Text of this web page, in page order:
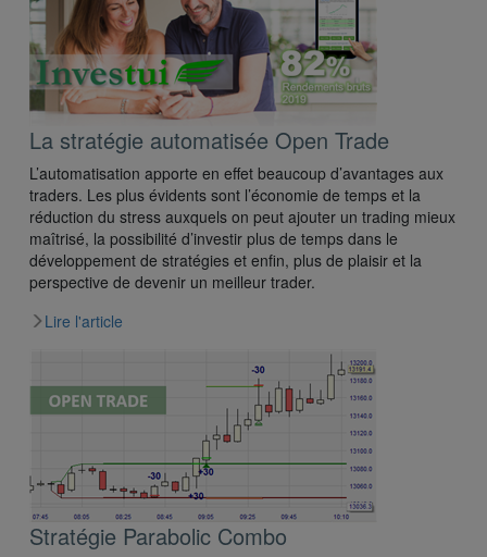
La stratégie automatisée Open Trade
L’automatisation apporte en effet beaucoup d’avantages aux
traders. Les plus évidents sont l’économie de temps et la
réduction du stress auxquels on peut ajouter un trading mieux
maîtrisé, la possibilité d’investir plus de temps dans le
développement de stratégies et enfin, plus de plaisir et la
perspective de devenir un meilleur trader.
Lire l'article
Stratégie Parabolic Combo